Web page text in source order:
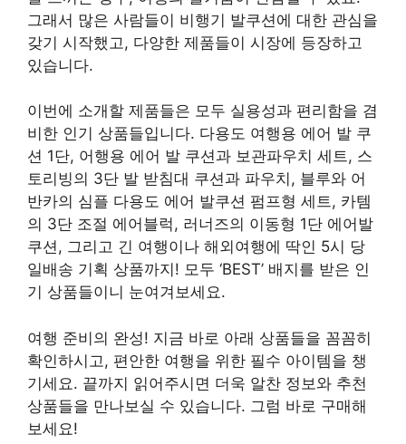
그래서 많은 사람들이 비행기 발쿠션에 대한 관심을
갖기 시작했고, 다양한 제품들이 시장에 등장하고
있습니다.
이번에 소개할 제품들은 모두 실용성과 편리함을 겸
비한 인기 상품들입니다. 다용도 여행용 에어 발 쿠
션 1단, 어행용 에어 발 쿠션과 보관파우치 세트, 스
토리빙의 3단 발 받침대 쿠션과 파우치, 블루와 어
반카의 심플 다용도 에어 발쿠션 펌프형 세트, 카템
의 3단 조절 에어블럭, 러너즈의 이동형 1단 에어발
쿠션, 그리고 긴 여행이나 해외여행에 딱인 5시 당
일배송 기획 상품까지! 모두 ‘BEST’ 배지를 받은 인
기 상품들이니 눈여겨보세요.
여행 준비의 완성! 지금 바로 아래 상품들을 꼼꼼히
확인하시고, 편안한 여행을 위한 필수 아이템을 챙
기세요. 끝까지 읽어주시면 더욱 알찬 정보와 추천
상품들을 만나보실 수 있습니다. 그럼 바로 구매해
보세요!